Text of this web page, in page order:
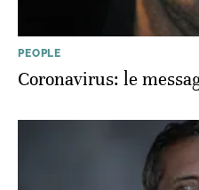
PEOPLE
Coronavirus: le